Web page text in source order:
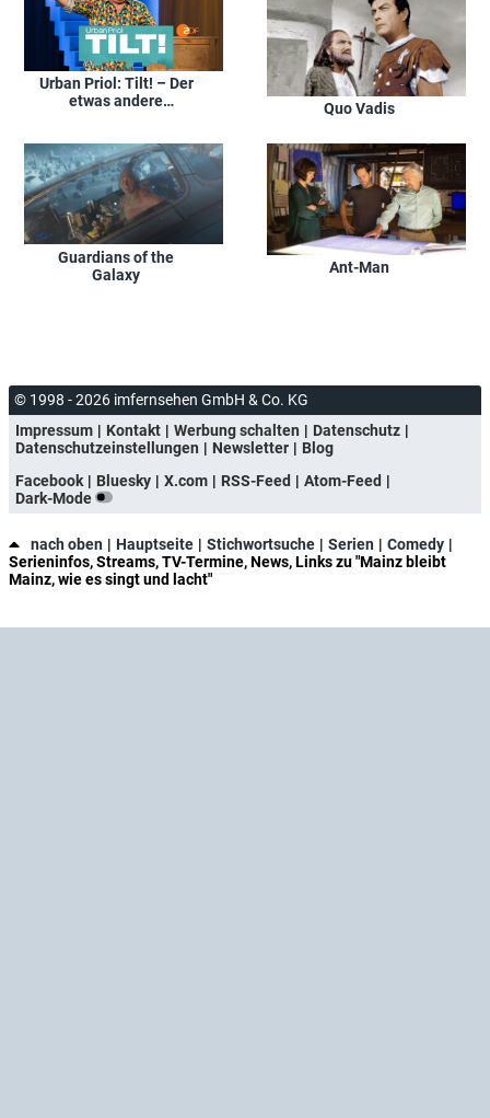
Urban Priol: Tilt! – Der
etwas andere
Quo Vadis
Guardians of the
Galaxy
Ant-Man
© 1998 - 2026 imfernsehen GmbH & Co. KG
Impressum
Kontakt Werbung schalten
Datenschutz
Datenschutzeinstellungen
Newsletter
Blog
Facebook
Bluesky X.com RSS-Feed
Atom-Feed
Dark-Mode
nach oben Hauptseite Stichwortsuche Serien
Comedy
Serieninfos, Streams, TV-Termine, News, Links zu "Mainz bleibt
Mainz, wie es singt und lacht"